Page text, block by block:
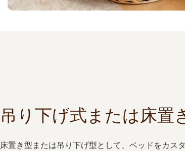
吊り下げ式または床置
床置き型または吊り下げ型として、ベッドをカス